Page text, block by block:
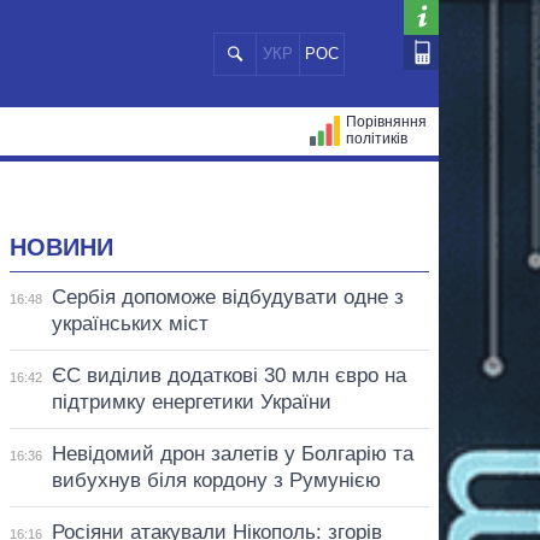
УКР РОС
Порівняння
політиків
НОВИНИ
16:48
Сербія допоможе відбудувати одне з
українських міст
16:42
ЄС виділив додаткові 30 млн євро на
підтримку енергетики України
16:36
Невідомий дрон залетів у Болгарію та
вибухнув біля кордону з Румунією
16:16
Росіяни атакували Нікополь: згорів